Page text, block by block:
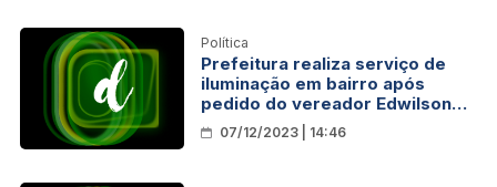
Política
Prefeitura realiza serviço de
iluminação em bairro após
pedido do vereador Edwilson
Negreiros
07/12/2023 | 14:46